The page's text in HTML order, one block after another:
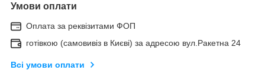
Умови оплати
Оплата за реквізитами ФОП
готівкою (самовивіз в Києві) за адресою вул.Ракетна 24
Всі умови оплати